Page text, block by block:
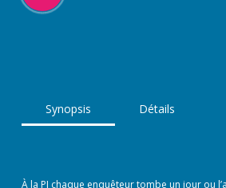
Synopsis Détails
À la PJ chaque enquêteur tombe un jour ou